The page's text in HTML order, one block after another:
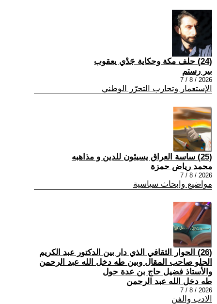
(24) حلف مكة وحكاية جَدْي يعقوب
بير رستم
2026 / 8 / 7
الإستعمار وتجارب التحرّر الوطني
(25) ساسة العراق يسيئون للدين و مذاهبه
محمد رياض حمزة
2026 / 8 / 7
مواضيع وابحاث سياسية
(26) الحوار الثقافي الذي دار بين الدكتور عبد الكريم
الحلو صاحب المقال وبين طه دخل الله عبد الرحمن
والأستاذ فضيل حاج بن عدة حول
طه دخل الله عبد الرحمن
2026 / 8 / 7
الادب والفن